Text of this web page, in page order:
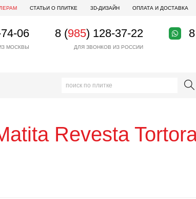
СТАТЬИ О ПЛИТКЕ 3D-ДИЗАЙН ОПЛАТА И ДОСТАВКА
06
МОСКВЫ
8 (985) 128-37-22
ДЛЯ ЗВОНКОВ ИЗ РОССИИ
Revesta